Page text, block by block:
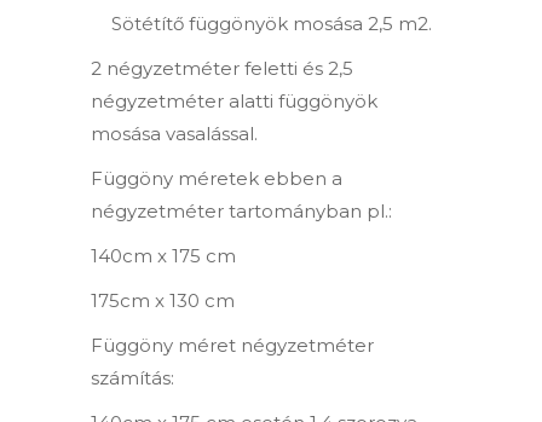
Sötétítő függönyök mosása 2,5 m2.
2 négyzetméter feletti és 2,5
négyzetméter alatti függönyök
mosása vasalással.
Függöny méretek ebben a
négyzetméter tartományban pl.:
140cm x 175 cm
175cm x 130 cm
Függöny méret négyzetméter
számítás: